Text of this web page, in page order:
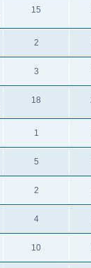
15
2
3
18
1
5
2
4
10